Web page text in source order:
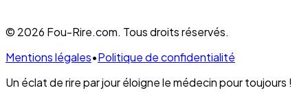
© 2026 Fou-Rire.com. Tous droits réservés.
Mentions légales•Politique de confidentialité
Un éclat de rire par jour éloigne le médecin pour toujours !